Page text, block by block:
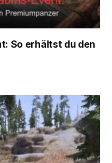
So erhältst du den